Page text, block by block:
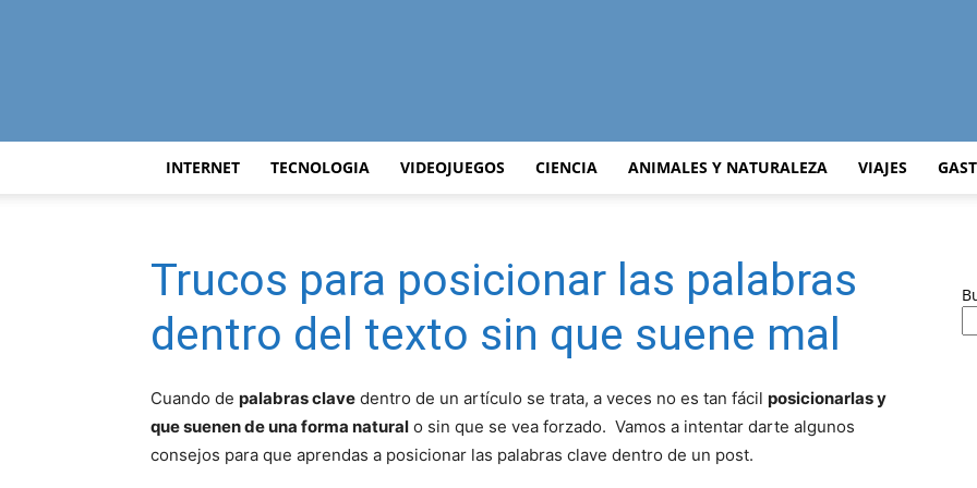
Curiosidades
Curiosas
del
INTERNET TECNOLOGIA VIDEOJUEGOS CIENCIA ANIMALES Y NATURALEZA VIAJES
Trucos para posicionar las palabras
dentro del texto sin que suene mal
Cuando de palabras clave dentro de un artículo se trata, a veces no es tan fácil posicionarlas y
que suenen de una forma natural o sin que se vea forzado. Vamos a intentar darte algunos
consejos para que aprendas a posicionar las palabras clave dentro de un post.